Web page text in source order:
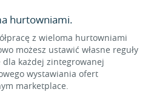
hurtowniami.
z wieloma hurtowniami
możesz ustawić własne reguły
każdej zintegrowanej
wystawiania ofert
marketplace.